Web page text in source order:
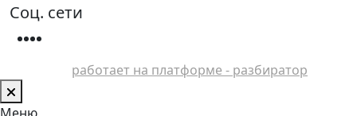
Соц. сети
работает на платформе - разбиратор